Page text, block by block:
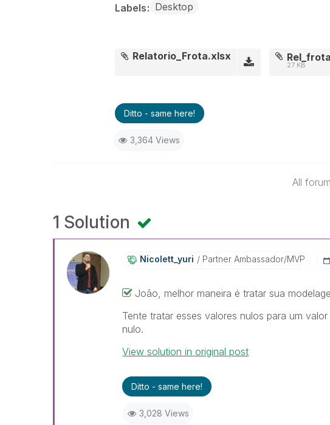
Labels Desktop
Relatorio_Frota.xlsx
27 KB
Ditto - same here!
3,364 Views
All
1 Solution
Nicolett_yuri Partner Ambassador/MVP
João, melhor maneira é tratar sua
Tente tratar esses valores nulos para um
nulo.
View solution in original post
Ditto - same here!
3,028 Views